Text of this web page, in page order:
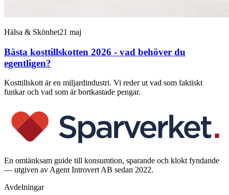
Hälsa & Skönhet21 maj
Bästa kosttillskotten 2026 - vad behöver du
egentligen?
Kosttillskott är en miljardindustri. Vi reder ut vad som faktiskt
funkar och vad som är bortkastade pengar.
En omtänksam guide till konsumtion, sparande och klokt fyndande
— utgiven av Agent Introvert AB sedan 2022.
Avdelningar